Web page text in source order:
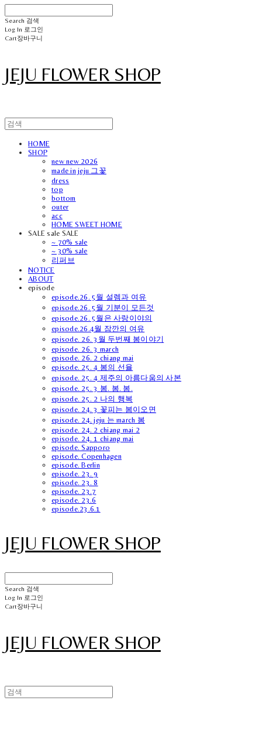
Search 검색
Log In 로그인
Cart장바구니
JEJU FLOWER SHOP
HOME
SHOP
new new 2026
made in jeju 그꽃
dress
top
bottom
outer
acc
HOME SWEET HOME
SALE sale SALE
~ 70% sale
~ 30% sale
리퍼브
NOTICE
ABOUT
episode
episode.26. 5월 설렘과 여유
episode.26. 5월 기분이 모든것
episode.26. 5월은 사랑이야의
episode.26.4월 잠깐의 여유
episode. 26. 3월 두번째 봄이야기
episode. 26. 3 march
episode. 26. 2 chiang mai
episode. 25. 4 봄의 선율
episode. 25. 4 제주의 아름다움의 사본
episode. 25. 3 봄. 봄. 봄.
episode. 25. 2 나의 행복
episode. 24. 3 꽃피는 봄이오면
episode. 24. jeju 는 march 봄
episode. 24. 2 chiang mai 2
episode. 24. 1 chiang mai
episode. Sapporo
episode. Copenhagen
episode. Berlin
episode. 23. 9
episode. 23. 8
episode. 23.7
episode. 23.6
episode.23.6.1
JEJU FLOWER SHOP
Search 검색
Log In 로그인
Cart장바구니
JEJU FLOWER SHOP